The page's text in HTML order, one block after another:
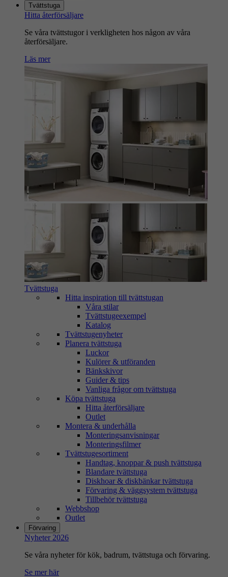
Tvättstuga
Hitta återförsäljare
Se våra tvättstugor i verkligheten hos någon av våra
återförsäljare.
Läs mer
Tvättstuga
Hitta inspiration till tvättstugan
Våra stilar
Tvättstugeexempel
Katalog
Tvättstugenyheter
Planera tvättstuga
Luckor
Kulörer & utföranden
Bänkskivor
Guider & tips
Vanliga frågor om tvättstuga
Köpa tvättstuga
Hitta återförsäljare
Outlet
Montera & underhålla
Monteringsanvisningar
Monteringsfilmer
Tvättstugesortiment
Handtag, knoppar & push tvättstuga
Blandare tvättstuga
Diskhoar & diskbänkar tvättstuga
Förvaring & väggsystem tvättstuga
Tillbehör tvättstuga
Webbshop
Outlet
Förvaring
Nyheter 2026
Se våra nyheter för kök, badrum, tvättstuga och förvaring.
Se mer här